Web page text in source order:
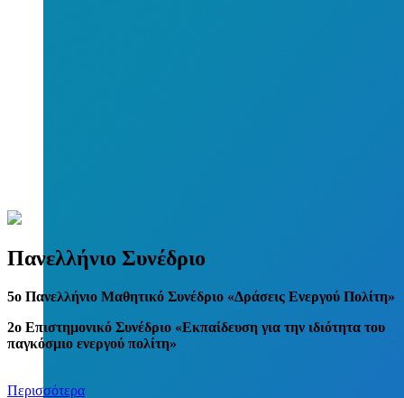
Πανελλήνιο Συνέδριο
5o Πανελλήνιο Μαθητικό Συνέδριο «Δράσεις Ενεργού Πολίτη»
2ο Επιστημονικό Συνέδριο «Εκπαίδευση για την ιδιότητα του
παγκόσμιο ενεργού πολίτη»
Περισσότερα